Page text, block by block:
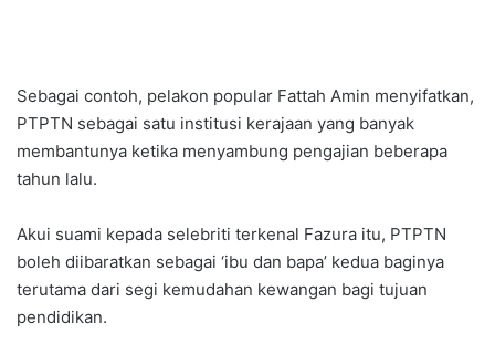
Sebagai contoh, pelakon popular Fattah Amin menyifatkan,
PTPTN sebagai satu institusi kerajaan yang banyak
membantunya ketika menyambung pengajian beberapa
tahun lalu.
Akui suami kepada selebriti terkenal Fazura itu, PTPTN
boleh diibaratkan sebagai ‘ibu dan bapa’ kedua baginya
terutama dari segi kemudahan kewangan bagi tujuan
pendidikan.